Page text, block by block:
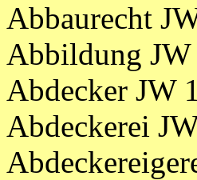
Abbaurecht
Abbildung JW
Abdecker JW
Abdeckerei